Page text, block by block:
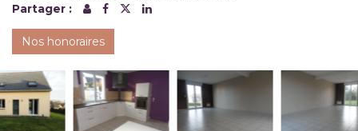
Partager :
Nos honoraires